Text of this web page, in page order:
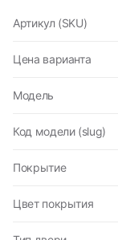
Артикул (SKU)
Цена варианта
Модель
Код модели (slug)
Покрытие
Цвет покрытия